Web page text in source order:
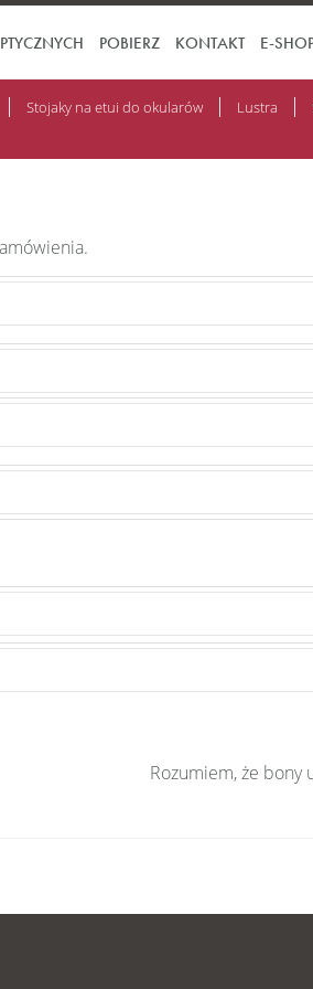
POBIERZ KONTAKT E-
Stojaky na etui do okularów Lustra
Rozumiem, że